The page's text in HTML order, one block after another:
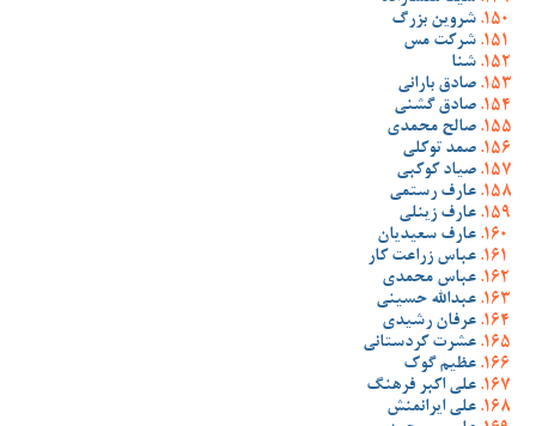
شروین بزرگ
شرکت مس
شنا
صادق بارانی
صادق گشنی
صالح محمدی
صمد توکلی
صیاد کوکبی
عارف رستمی
عارف زینلی
عارف سعیدیان
عباس زراعت کار
عباس محمدی
عبدالله حسینی
عرفان رشیدی
عشرت کردستانی
عظیم گوک
علی اکبر فرهنگ
علی ایرانمنش